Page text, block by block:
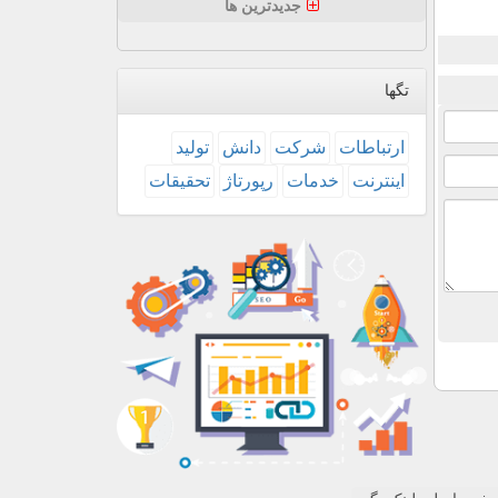
جدیدترین ها
تگها
ارتباطات شركت دانش
تولید
اینترنت
خدمات رپورتاژ تحقیقات